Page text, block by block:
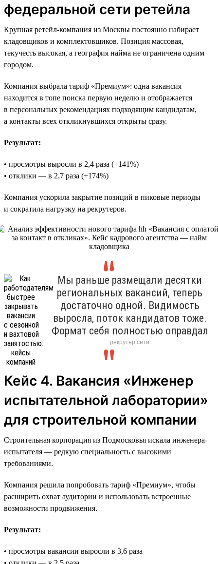
федеральной сети ретейла
Крупная ретейл-компания из Москвы постоянно набирает
кладовщиков и комплектовщиков. Позиция массовая,
текучесть высокая, а география найма не ограничена одним
городом.
Компания выбрала тариф «Премиум»: одна вакансия
находится в топе поиска первую неделю и отображается
в персональных рекомендациях подходящим кандидатам,
а контакты всех откликнувшихся открыты сразу.
Результат:
• просмотры выросли в 2,4 раза (+141%)
• отклики — в 2,7 раза (+174%)
Компания ускорила закрытие позиций в пиковые периоды
и сократила нагрузку на рекрутеров.
Мы раньше размещали десятки
региональных вакансий, теперь
достаточно одной. Видимость
выросла, поток кандидатов тоже.
Формат себя полностью оправдал
рекрутер сети
Кейс 4. Вакансия «Инженер
испытательной лаборатории»
для строительной компании
Строительная корпорация из Подмосковья искала инженера-
испытателя — редкую специальность с высокими
требованиями.
Компания решила попробовать тариф «Премиум», чтобы
расширить охват аудитории и использовать встроенные
возможности продвижения.
Результат:
• просмотры вакансии выросли в 3,6 раза